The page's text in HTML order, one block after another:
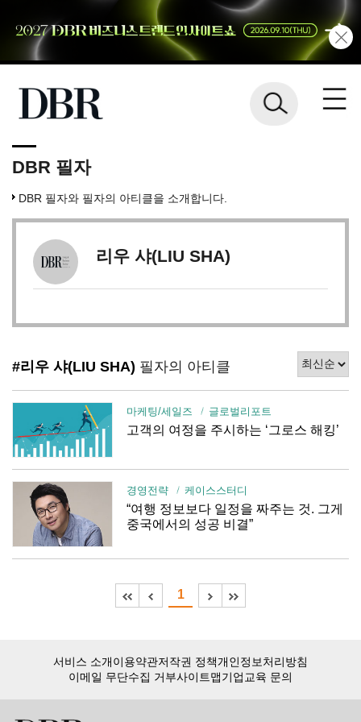
DBR 필자
DBR 필자와 필자의 아티클을 소개합니다.
리우 샤(LIU SHA)
#리우 샤(LIU SHA) 필자의 아티클
마케팅/세일즈 글로벌리포트
고객의 여정을 주시하는 ‘그로스 해킹’
경영전략 케이스스터디
“여행 정보보다 일정을 짜주는 것. 그게
중국에서의 성공 비결”
1
서비스 소개이용약관저작권 정책개인정보처리방침
이메일 무단수집 거부사이트맵기업교육 문의